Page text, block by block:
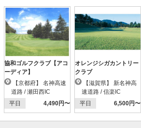
協和ゴルフクラブ【アコ
ーディア】
道路 / 瀬田西IC
平日
4,490円〜
オレンジシガカントリー
クラブ
速道路 / 信楽IC
平日
6,500円〜